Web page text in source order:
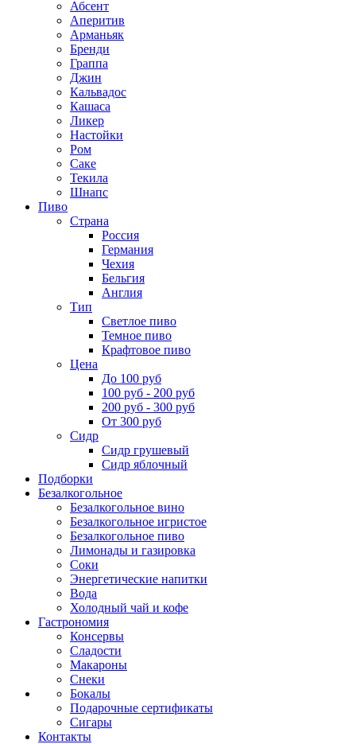
Абсент
Аперитив
Арманьяк
Бренди
Граппа
Джин
Кальвадос
Кашаса
Ликер
Настойки
Ром
Саке
Текила
Шнапс
Пиво
Страна
Россия
Германия
Чехия
Бельгия
Англия
Тип
Светлое пиво
Темное пиво
Крафтовое пиво
Цена
До 100 руб
100 руб - 200 руб
200 руб - 300 руб
От 300 руб
Сидр
Сидр грушевый
Сидр яблочный
Подборки
Безалкогольное
Безалкогольное вино
Безалкогольное игристое
Безалкогольное пиво
Лимонады и газировка
Соки
Энергетические напитки
Вода
Холодный чай и кофе
Гастрономия
Консервы
Сладости
Макароны
Снеки
Бокалы
Подарочные сертификаты
Сигары
Контакты